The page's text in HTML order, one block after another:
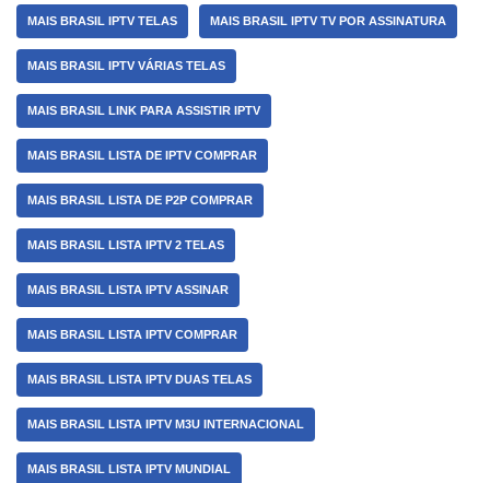
MAIS BRASIL IPTV TELAS MAIS BRASIL IPTV TV POR ASSINATURA
MAIS BRASIL IPTV VÁRIAS TELAS
MAIS BRASIL LINK PARA ASSISTIR IPTV
MAIS BRASIL LISTA DE IPTV COMPRAR
MAIS BRASIL LISTA DE P2P COMPRAR
MAIS BRASIL LISTA IPTV 2 TELAS
MAIS BRASIL LISTA IPTV ASSINAR
MAIS BRASIL LISTA IPTV COMPRAR
MAIS BRASIL LISTA IPTV DUAS TELAS
MAIS BRASIL LISTA IPTV M3U INTERNACIONAL
MAIS BRASIL LISTA IPTV MUNDIAL